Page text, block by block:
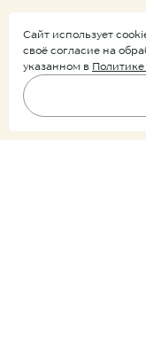
в
Сайт использует
своё согласие на
указанном в